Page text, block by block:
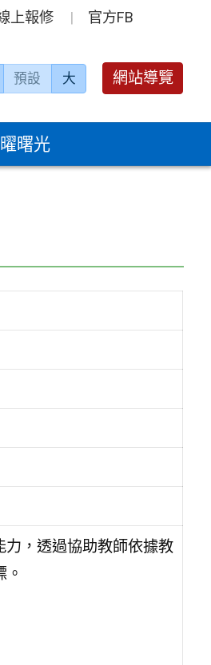
上報修 官方FB
預設 大 網站導覽
曙光
，透過協助教師依據教